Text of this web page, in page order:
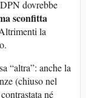
dovrebbe
sconfitta
la
“altra”: anche la
(chiuso nel
né